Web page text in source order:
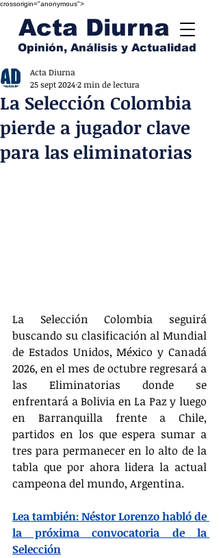
crossorigin="anonymous">
Acta Diurna
Opinión, Análisis y Actualidad
La Selección Colombia
pierde a jugador clave
para las eliminatorias
Acta Diurna
25 sept 20242 min de lectura
La Selección Colombia seguirá
buscando su clasificación al Mundial
de Estados Unidos, México y Canadá
2026, en el mes de octubre regresará a
las Eliminatorias donde se
enfrentará a Bolivia en La Paz y luego
en Barranquilla frente a Chile,
partidos en los que espera sumar a
tres para permanecer en lo alto de la
tabla que por ahora lidera la actual
campeona del mundo, Argentina.
Lea también: Néstor Lorenzo habló de
la próxima convocatoria de la
Selección